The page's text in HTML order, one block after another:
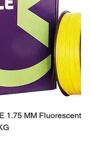
1.75 MM Fluorescent